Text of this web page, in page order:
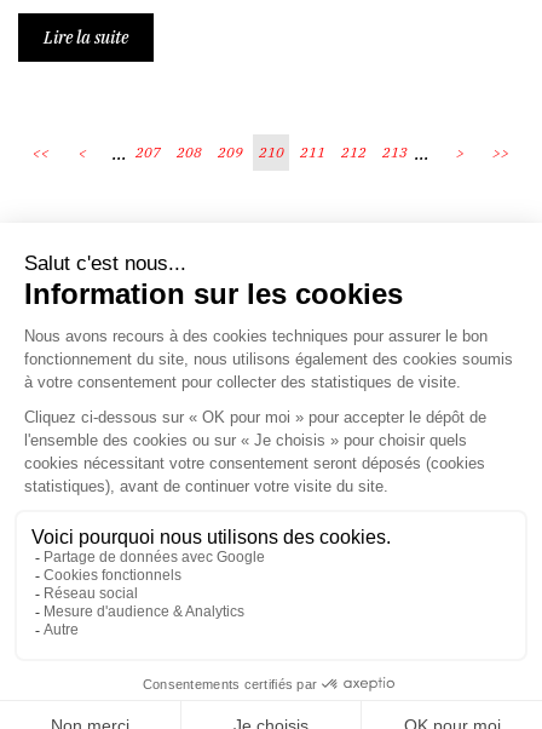
Lire la suite
<< < ... 207 208 209 210 211 212 213 ... > >>
Écosystème
Carrières
Honoraires
Contacts
Mentions légales
Plan du site
Espace client
le droit vivant